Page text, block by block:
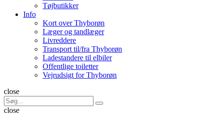
Tøjbutikker
Info
Kort over Thyborøn
Læger og tandlæger
Livreddere
Transport til/fra Thyborøn
Ladestandere til elbiler
Offentlige toiletter
Vejrudsigt for Thyborøn
Søg
close
Search
for:
Søg
close